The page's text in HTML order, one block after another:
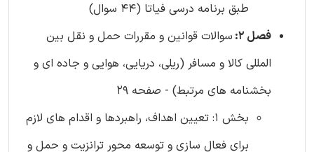
طبق برنامه درسی فیاتا (44 سوال)
فصل 2:
سوالات قوانین و مقررات حمل و نقل بین
المللی كالا و مسافر (ریلی، دریایی، هوایی و جاده ای و
بخشنامه های مرتبط) - صفحه 29
بخش 1: تعیین اهداف، راهبردها و اقدام های لازم
برای فعال سازی و توسعه محور ترانزیت و حمل و